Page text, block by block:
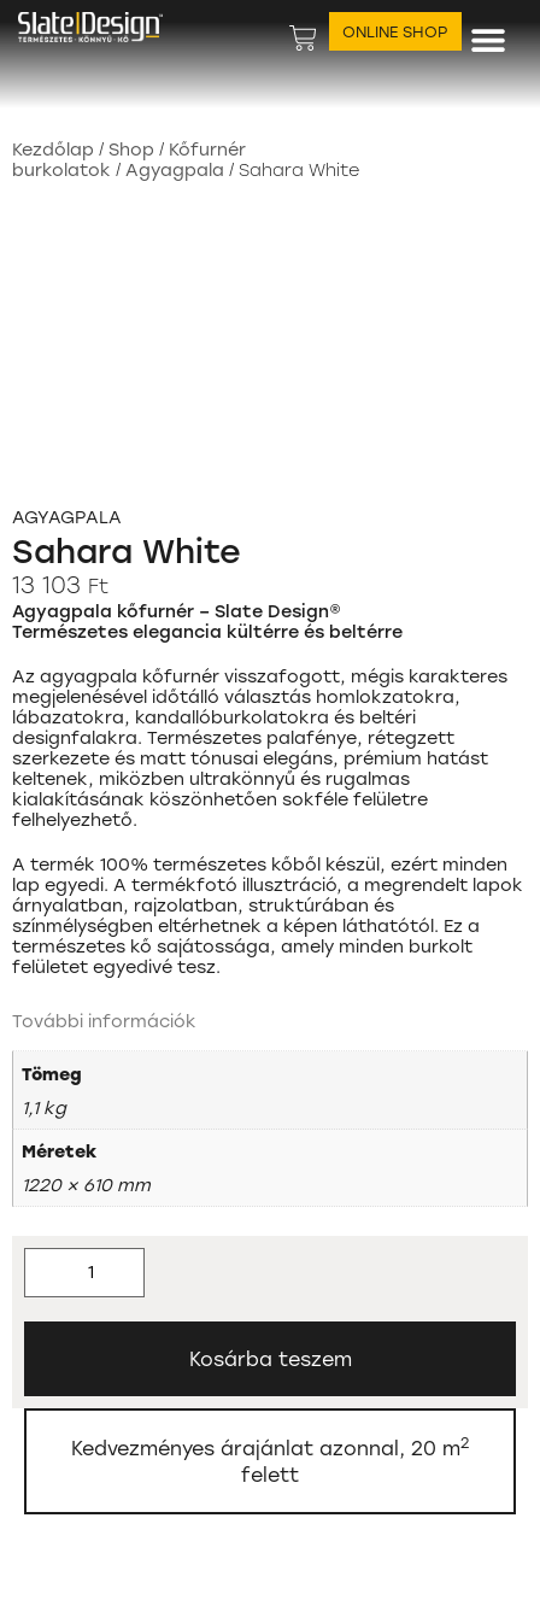
ONLINE SHOP
Kezdőlap / Shop / Kőfurnér
burkolatok / Agyagpala / Sahara White
AGYAGPALA
Sahara White
13 103 Ft
Agyagpala kőfurnér – Slate Design®
Természetes elegancia kültérre és beltérre
Az agyagpala kőfurnér visszafogott, mégis karakteres
megjelenésével időtálló választás homlokzatokra,
lábazatokra, kandallóburkolatokra és beltéri
designfalakra. Természetes palafénye, rétegzett
szerkezete és matt tónusai elegáns, prémium hatást
keltenek, miközben ultrakönnyű és rugalmas
kialakításának köszönhetően sokféle felületre
felhelyezhető.
A termék 100% természetes kőből készül, ezért minden
lap egyedi. A termékfotó illusztráció, a megrendelt lapok
árnyalatban, rajzolatban, struktúrában és
színmélységben eltérhetnek a képen láthatótól. Ez a
természetes kő sajátossága, amely minden burkolt
felületet egyedivé tesz.
További információk
Tömeg
1,1 kg
Méretek
1220 × 610 mm
Kosárba teszem
Kedvezményes árajánlat azonnal, 20 m2
felett